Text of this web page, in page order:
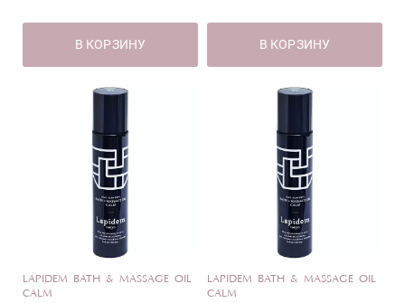
В КОРЗИНУ В КОРЗИНУ
LAPIDEM BATH & MASSAGE OIL
CALM
LAPIDEM BATH & MASSAGE OIL
CALM